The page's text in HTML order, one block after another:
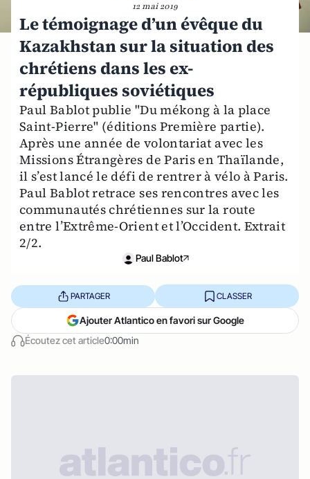
12 mai 2019
Le témoignage d’un évêque du
Kazakhstan sur la situation des
chrétiens dans les ex-
républiques soviétiques
Paul Bablot publie "Du mékong à la place
Saint-Pierre" (éditions Première partie).
Après une année de volontariat avec les
Missions Étrangères de Paris en Thaïlande,
il s’est lancé le défi de rentrer à vélo à Paris.
Paul Bablot retrace ses rencontres avec les
communautés chrétiennes sur la route
entre l’Extrême-Orient et l’Occident. Extrait
2/2.
Paul Bablot
Écoutez cet article0:00min
PARTAGER CLASSER
Ajouter Atlantico en favori sur Google